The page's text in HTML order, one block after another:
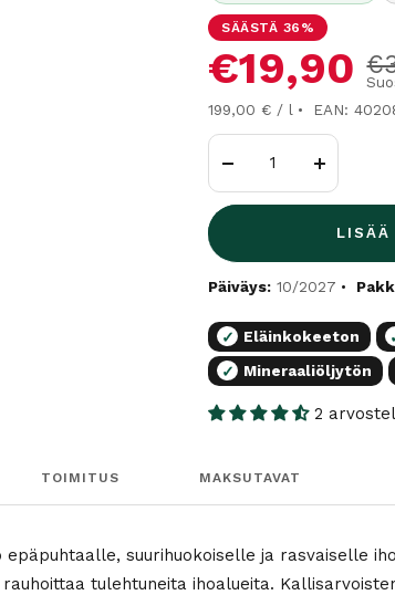
SÄÄSTÄ 36%
€19,90
199,00 € / l
EAN:
Lisää
LISÄÄ
Päiväys: 10/2027
✓ Eläinkokeeton
✓
Mineraaliöljytön
2
TOIMITUS MAKSUTAVAT
suurihuokoiselle ja rasvaiselle
tulehtuneita ihoalueita.